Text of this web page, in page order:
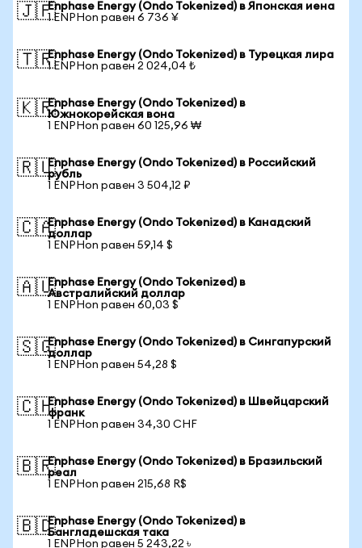
🇯🇵Enphase Energy (Ondo Tokenized) в Японская иена
1 ENPHon равен 6 736 ¥
🇹🇷Enphase Energy (Ondo Tokenized) в Турецкая лира
1 ENPHon равен 2 024,04 ₺
🇰🇷Enphase Energy (Ondo Tokenized) в
Южнокорейская вона
1 ENPHon равен 60 125,96 ₩
🇷🇺Enphase Energy (Ondo Tokenized) в Российский
рубль
1 ENPHon равен 3 504,12 ₽
🇨🇦Enphase Energy (Ondo Tokenized) в Канадский
доллар
1 ENPHon равен 59,14 $
🇦🇺Enphase Energy (Ondo Tokenized) в
Австралийский доллар
1 ENPHon равен 60,03 $
🇸🇬Enphase Energy (Ondo Tokenized) в Сингапурский
доллар
1 ENPHon равен 54,28 $
🇨🇭Enphase Energy (Ondo Tokenized) в Швейцарский
франк
1 ENPHon равен 34,30 CHF
🇧🇷Enphase Energy (Ondo Tokenized) в Бразильский
реал
1 ENPHon равен 215,68 R$
🇧🇩Enphase Energy (Ondo Tokenized) в
Бангладешская така
1 ENPHon равен 5 243,22 ৳